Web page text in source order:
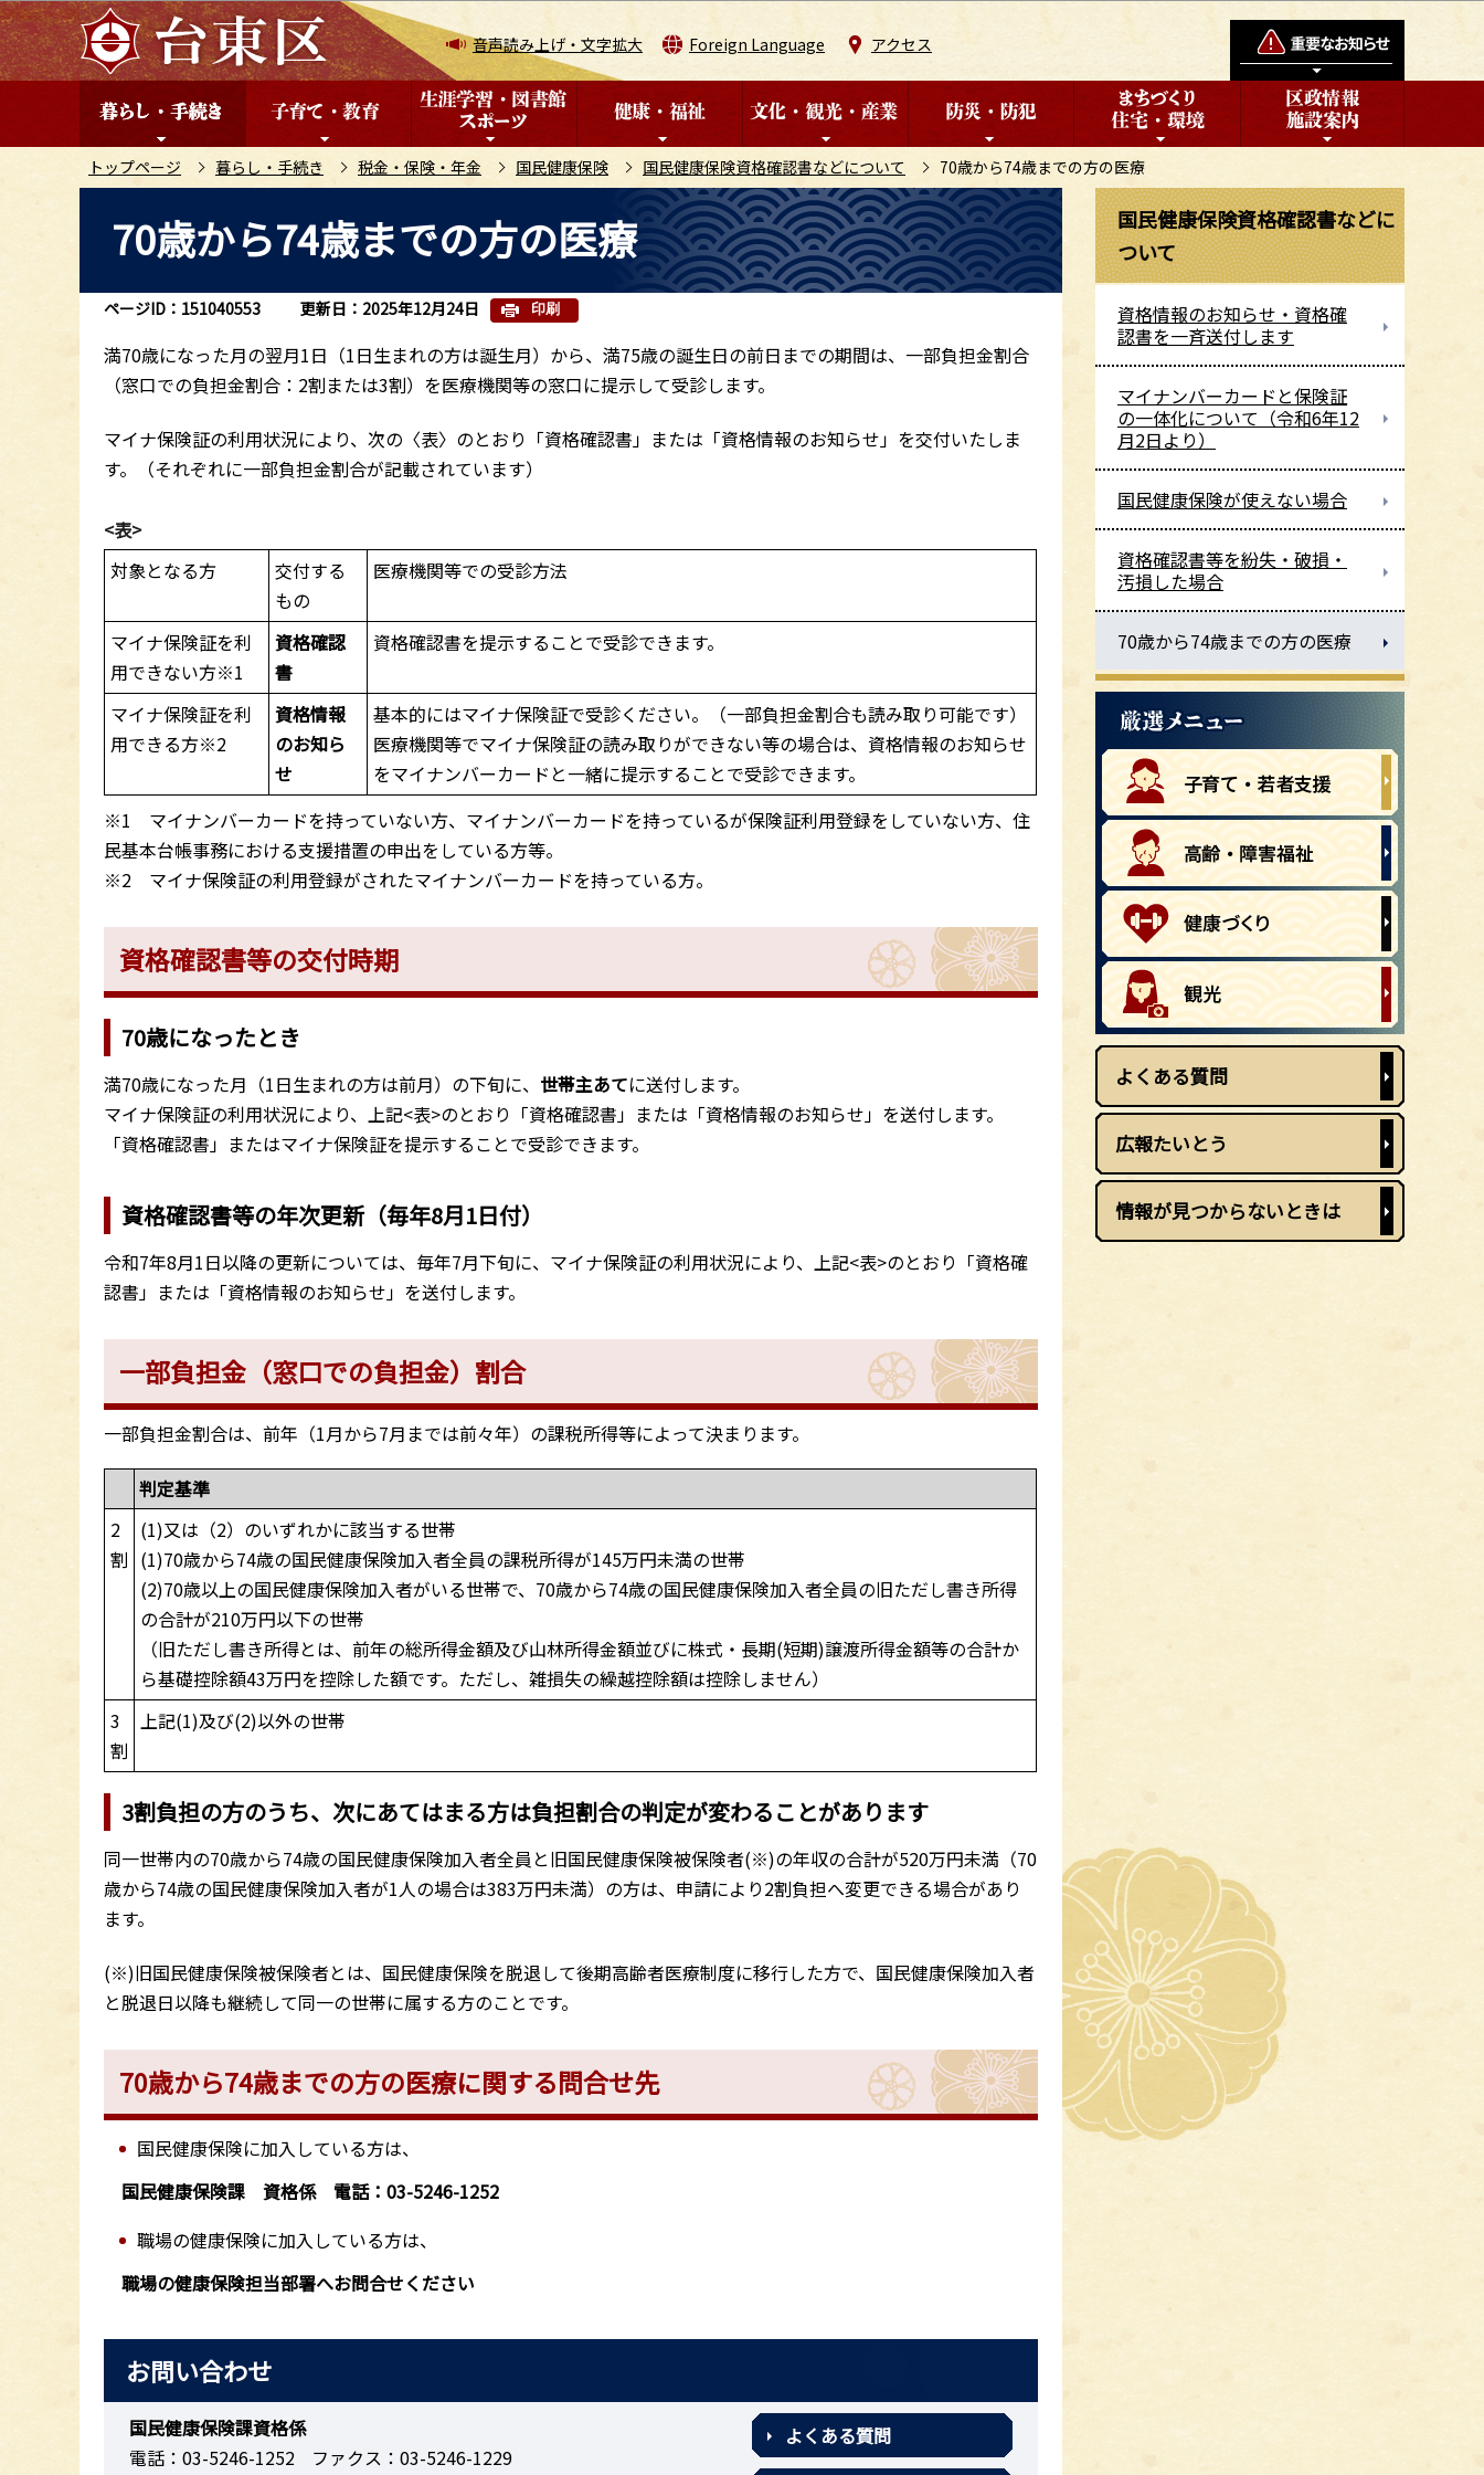
こ
の
ペ
音声読み上げ・文字拡大 Foreign Language アクセス
トップページ 暮らし・手続き 税金・保険・年金 国民健康保険 国民健康保険資格確認書などについて 70歳から74歳までの方の医療
こ
70歳から74歳までの方の医療
ページID：151040553 更新日：2025年12月24日 印刷
満70歳になった月の翌月1日（1日生まれの方は誕生月）から、満75歳の誕生日の前日までの期間は、一部負担金割合
（窓口での負担金割合：2割または3割）を医療機関等の窓口に提示して受診します。
マイナ保険証の利用状況により、次の〈表〉のとおり「資格確認書」または「資格情報のお知らせ」を交付いたしま
す。（それぞれに一部負担金割合が記載されています）
<表>
対象となる方
交付する
もの
医療機関等での受診方法
マイナ保険証を利
用できない方※1
資格確認
書
資格確認書を提示することで受診できます。
マイナ保険証を利
用できる方※2
資格情報
のお知ら
せ
基本的にはマイナ保険証で受診ください。（一部負担金割合も読み取り可能です）
医療機関等でマイナ保険証の読み取りができない等の場合は、資格情報のお知らせ
をマイナンバーカードと一緒に提示することで受診できます。
※1 マイナンバーカードを持っていない方、マイナンバーカードを持っているが保険証利用登録をしていない方、住
民基本台帳事務における支援措置の申出をしている方等。
※2 マイナ保険証の利用登録がされたマイナンバーカードを持っている方。
資格確認書等の交付時期
70歳になったとき
満70歳になった月（1日生まれの方は前月）の下旬に、 世帯主あてに送付します。
マイナ保険証の利用状況により、上記<表>のとおり「資格確認書」または「資格情報のお知らせ」を送付します。
「資格確認書」またはマイナ保険証を提示することで受診できます。
資格確認書等の年次更新（毎年8月1日付）
令和7年8月1日以降の更新については、毎年7月下旬に、マイナ保険証の利用状況により、上記<表>のとおり「資格確
認書」または「資格情報のお知らせ」を送付します。
一部負担金（窓口での負担金）割合
一部負担金割合は、前年（1月から7月までは前々年）の課税所得等によって決まります。
判定基準
2
割
(1)又は（2）のいずれかに該当する世帯
(1)70歳から74歳の国民健康保険加入者全員の課税所得が145万円未満の世帯
(2)70歳以上の国民健康保険加入者がいる世帯で、70歳から74歳の国民健康保険加入者全員の旧ただし書き所得
の合計が210万円以下の世帯
（旧ただし書き所得とは、前年の総所得金額及び山林所得金額並びに株式・長期(短期)譲渡所得金額等の合計か
ら基礎控除額43万円を控除した額です。ただし、雑損失の繰越控除額は控除しません）
3
割
上記(1)及び(2)以外の世帯
3割負担の方のうち、次にあてはまる方は負担割合の判定が変わることがあります
同一世帯内の70歳から74歳の国民健康保険加入者全員と旧国民健康保険被保険者(※)の年収の合計が520万円未満（70
歳から74歳の国民健康保険加入者が1人の場合は383万円未満）の方は、申請により2割負担へ変更できる場合があり
ます。
(※)旧国民健康保険被保険者とは、国民健康保険を脱退して後期高齢者医療制度に移行した方で、国民健康保険加入者
と脱退日以降も継続して同一の世帯に属する方のことです。
70歳から74歳までの方の医療に関する問合せ先
国民健康保険に加入している方は、
国民健康保険課 資格係 電話：03-5246-1252
職場の健康保険に加入している方は、
職場の健康保険担当部署へお問合せください
お問い合わせ
国民健康保険課資格係
電話：03-5246-1252
ファクス：03-5246-1229
よくある質問
国民健康保険資格確認書などに
ついて
資格情報のお知らせ・資格確
認書を一斉送付します
マイナンバーカードと保険証
の一体化について（令和6年12
月2日より）
国民健康保険が使えない場合
資格確認書等を紛失・破損・
汚損した場合
70歳から74歳までの方の医療
よくある質問
広報たいとう
情報が見つからないときは